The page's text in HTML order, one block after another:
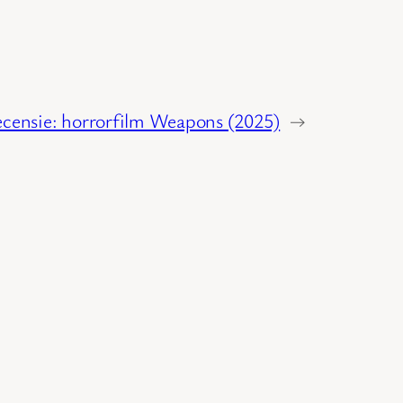
horrorfilm Weapons (2025) →